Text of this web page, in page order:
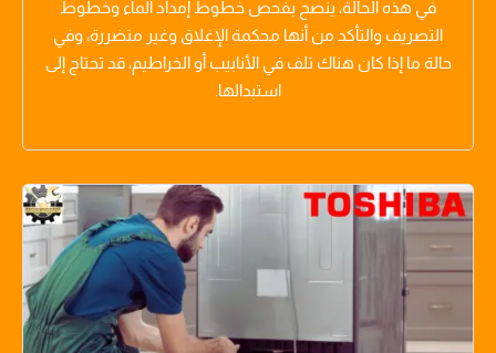
في هذه الحالة، ينصح بفحص خطوط إمداد الماء وخطوط
التصريف والتأكد من أنها محكمة الإغلاق وغير متضررة، وفي
حالة ما إذا كان هناك تلف في الأنابيب أو الخراطيم، قد تحتاج إلى
استبدالها.